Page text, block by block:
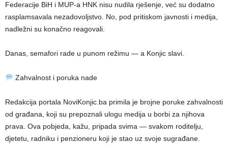
Federacije BiH i MUP-a HNK nisu nudila rješenje, već su dodatno
rasplamsavala nezadovoljstvo. No, pod pritiskom javnosti i medija,
nadležni su konačno reagovali.
Danas, semafori rade u punom režimu — a Konjic slavi.
Zahvalnost i poruka nade
Redakcija portala NoviKonjic.ba primila je brojne poruke zahvalnosti
od građana, koji su prepoznali ulogu medija u borbi za njihova
prava. Ova pobjeda, kažu, pripada svima — svakom roditelju,
djetetu, radniku i penzioneru koji je stao uz svoje sugrađane.